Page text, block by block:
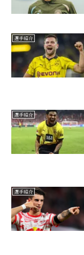
選手紹介
選手紹介
選手紹介